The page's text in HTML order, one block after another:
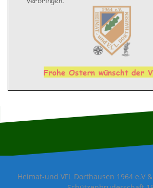
Frohe Ostern wünscht der
Heimat-und VFL Dorthausen 1964 e.V